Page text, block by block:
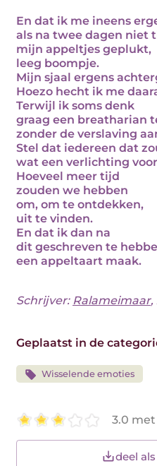
En dat ik me ineens
als na twee dagen niet
mijn appeltjes geplukt,
leeg boompje.
Mijn sjaal ergens
Hoezo hecht ik me
Terwijl ik soms denk
graag een breatharian
zonder de verslaving
Stel dat iedereen dat
wat een verlichting
Hoeveel meer tijd
zouden we hebben
om, om te ontdekken,
uit te vinden.
En dat ik dan na
dit geschreven te
een appeltaart maak.
Schrijver: Ralameimaar,
Geplaatst in de
Wisselende emoties
3.0
deel